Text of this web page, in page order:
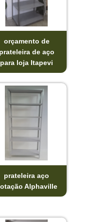
orçamento de
prateleira de aço
para loja Itapevi
prateleira aço
Alphaville